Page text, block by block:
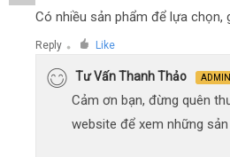
Có nhiều sản phẩm để lựa chọn,
Reply ● Like
Tư Vấn Thanh Thảo ADMIN
Cảm ơn bạn, đừng quên
website để xem những